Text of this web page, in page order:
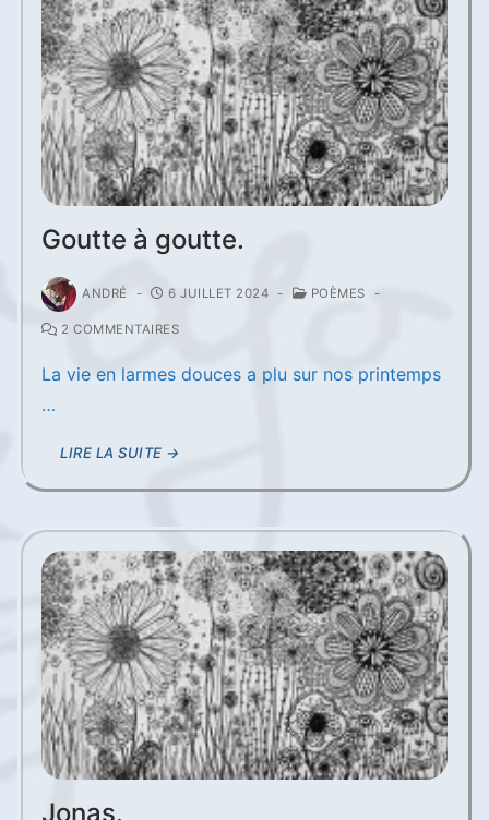
Goutte à goutte.
ANDRÉ - 6 JUILLET 2024 - POÈMES -
2 COMMENTAIRES
La vie en larmes douces a plu sur nos printemps
…
LIRE LA SUITE →
Jonas.